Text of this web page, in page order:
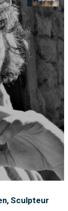
Sculpteur